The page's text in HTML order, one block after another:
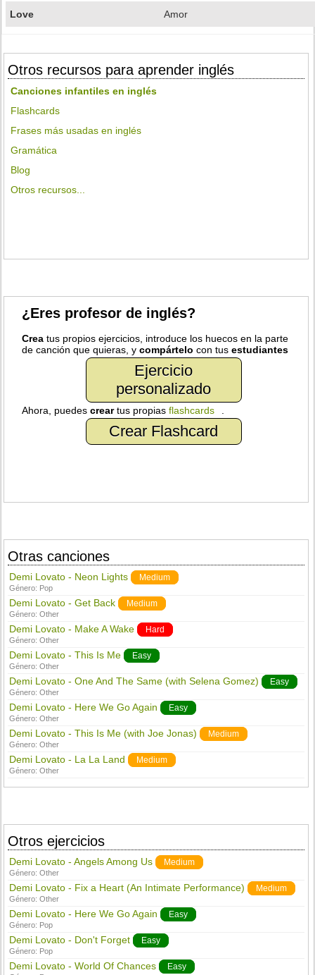
Love Amor
Otros recursos para aprender inglés
Canciones infantiles en inglés
Flashcards
Frases más usadas en inglés
Gramática
Blog
Otros recursos...
¿Eres profesor de inglés?
Crea tus propios ejercicios, introduce los huecos en la parte
de canción que quieras, ycompártelo con tusestudiantes
Ejercicio
personalizado
Ahora, puedescreartus propiasflashcards
Crear Flashcard
Otras canciones
Demi Lovato - Neon Lights Medium
Género: Pop
Demi Lovato - Get Back Medium
Género:Other
Demi Lovato - Make A Wake Hard
Género:Other
Demi Lovato - This Is Me Easy
Género:Other
Demi Lovato - One And The Same (with Selena Gomez) Easy
Género:Other
Demi Lovato - Here We Go Again Easy
Género:Other
Demi Lovato - This Is Me (with Joe Jonas) Medium
Género:Other
Demi Lovato - La La Land Medium
Género:Other
Otros ejercicios
Demi Lovato - Angels Among Us Medium
Género:Other
Demi Lovato - Fix a Heart (An Intimate Performance) Medium
Género:Other
Demi Lovato - Here We Go Again Easy
Género: Pop
Demi Lovato - Don't Forget Easy
Género: Pop
Demi Lovato - World Of Chances Easy